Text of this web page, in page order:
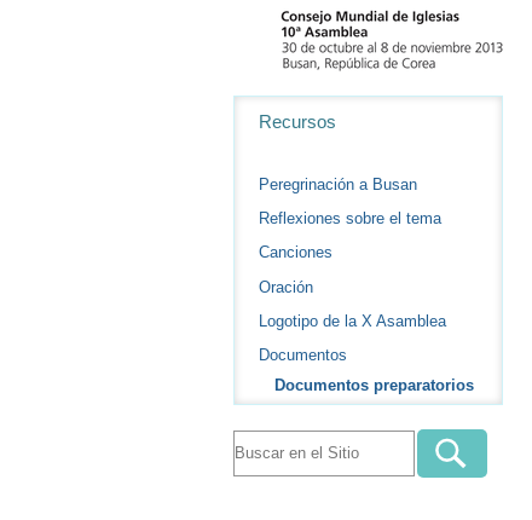
Recursos
Peregrinación a Busan
Reflexiones sobre el tema
Canciones
Oración
Logotipo de la X Asamblea
Documentos
Documentos preparatorios